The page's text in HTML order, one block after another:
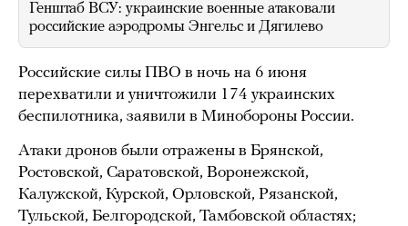
Генштаб ВСУ: украинские военные атаковали
российские аэродромы Энгельс и Дягилево
Российские силы ПВО в ночь на 6 июня
перехватили и уничтожили 174 украинских
беспилотника, заявили в Минобороны России.
Атаки дронов были отражены в Брянской,
Ростовской, Саратовской, Воронежской,
Калужской, Курской, Орловской, Рязанской,
Тульской, Белгородской, Тамбовской областях;